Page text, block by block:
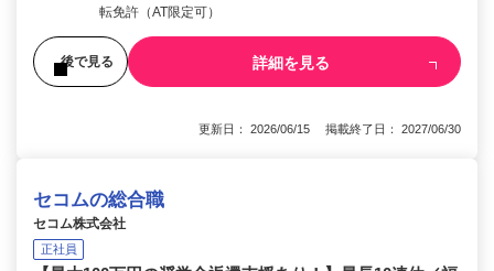
転免許（AT限定可）
後で見る 詳細を見る
更新日： 2026/06/15 掲載終了日： 2027/06/30
セコムの総合職
セコム株式会社
正社員